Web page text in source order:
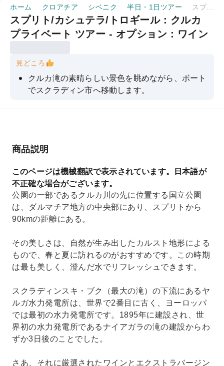
ホーム クロアチア シベニク 半日・1日ツアー スプリト/カシュテラ/トロギール：クルカ プライベート ツアー - オプション：ワイン テイスティング｜クロアチア
スプリト/カシュテラ/トロギール：クルカ
プライベート ツアー - オプション：ワイン
見どころ
クルカ滝の素晴らしい景色を眺めながら、ボート
でスクラディン市へ移動します。
オリーブオイルとワイン（その地域固有の品種の
る
旅の最後には、有名な菓子店で美味しいデザート
をお楽しみください。
商品説明
このページは機械翻訳で表示されています。日本語が
不正確な場合がございます。
公園の一部であるクルカ川の先に位置する国立公園
は、ダルマチア地方の中央部にあり、スプリトから
90kmの距離にある。
その美しさは、自然が生み出したカルスト地形による
もので、春と夏に訪れるのがおすすめです。この時期
は最も美しく、澄んだ水でリフレッシュできます。
スクラディンスキ・ブク（最大の滝）の下流にあるヤ
ルガ水力発電所は、世界で2番目に古く、ヨーロッパ
では最初の水力発電所です。1895年に建設され、世
界初の水力発電所であるナイアガラの滝の建設からわ
ずか3日後のことでした。
さあ、それに厳選されたワインとエクストラバージン